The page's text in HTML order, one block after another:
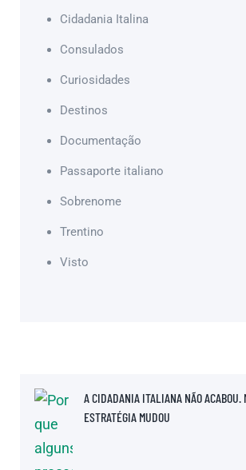
Cidadania Italina
Consulados
Curiosidades
Destinos
Documentação
Passaporte italiano
Sobrenome
Trentino
Visto
A CIDADANIA ITALIANA NÃO ACABOU.
ESTRATÉGIA MUDOU